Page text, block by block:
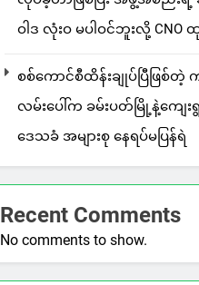
ဝါဒ လုံးဝ မပါဝင်ဘူးလို့ CNO
စစ်ကောင်စီထိန်းချုပ်ပြီဖြစ်တဲ့
လမ်းပေါ်က ခမ်းပတ်မြို့နဲ့ကျေ
ဒေသခံ အများစု နေရပ်မပြန်ရဲ
Recent Comments
No comments to show.